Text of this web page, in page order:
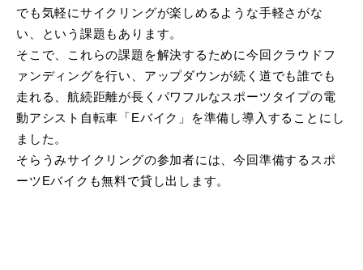
でも気軽にサイクリングが楽しめるような手軽さがな
い、という課題もあります。
そこで、これらの課題を解決するために今回クラウドフ
ァンディングを行い、アップダウンが続く道でも誰でも
走れる、航続距離が長くパワフルなスポーツタイプの電
動アシスト自転車「Eバイク」を準備し導入することにし
ました。
そらうみサイクリングの参加者には、今回準備するスポ
ーツEバイクも無料で貸し出します。